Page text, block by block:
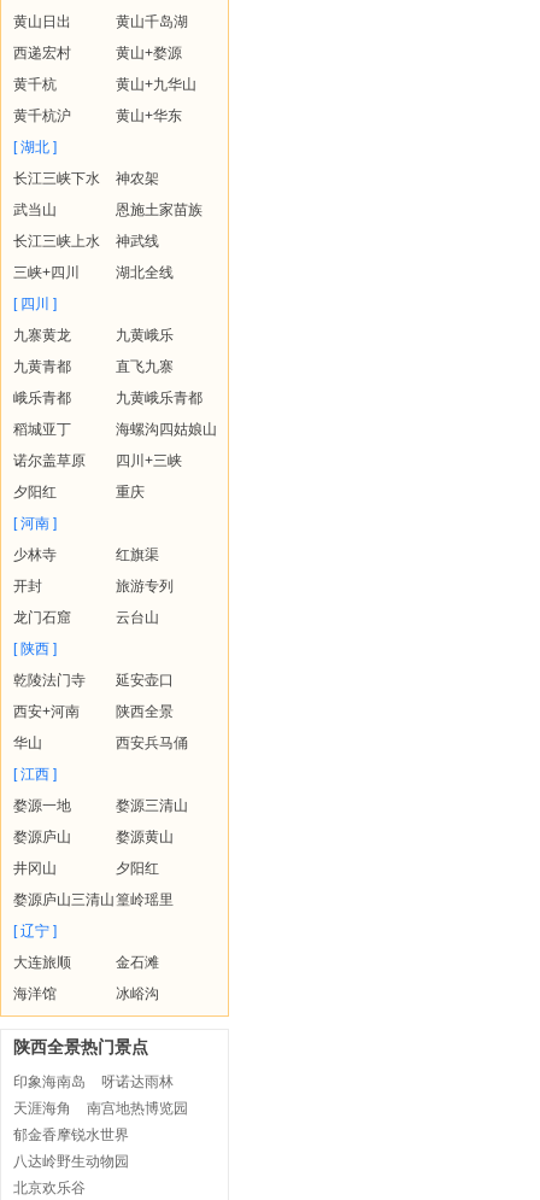
黄山日出
黄山千岛湖
西递宏村
黄山+婺源
黄千杭
黄山+九华山
黄千杭沪
黄山+华东
[ 湖北 ]
长江三峡下水
神农架
武当山
恩施土家苗族
长江三峡上水
神武线
三峡+四川
湖北全线
[ 四川 ]
九寨黄龙
九黄峨乐
九黄青都
直飞九寨
峨乐青都
九黄峨乐青都
稻城亚丁
海螺沟四姑娘山
诺尔盖草原
四川+三峡
夕阳红
重庆
[ 河南 ]
少林寺
红旗渠
开封
旅游专列
龙门石窟
云台山
[ 陕西 ]
乾陵法门寺
延安壶口
西安+河南
陕西全景
华山
西安兵马俑
[ 江西 ]
婺源一地
婺源三清山
婺源庐山
婺源黄山
井冈山
夕阳红
婺源庐山三清山篁岭瑶里
[ 辽宁 ]
大连旅顺
金石滩
海洋馆
冰峪沟
陕西全景热门景点
印象海南岛
呀诺达雨林
天涯海角
南宫地热博览园
郁金香摩锐水世界
八达岭野生动物园
北京欢乐谷